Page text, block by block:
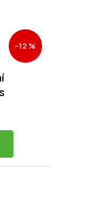
–12 %